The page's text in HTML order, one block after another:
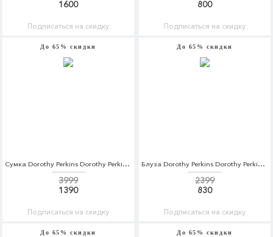
1600
Подписаться на скидку
800
Подписаться на скидку
До 65% скидки
Сумка Dorothy Perkins Dorothy Perkins DO005BWCMQB8
3999
1390
Подписаться на скидку
До 65% скидки
Блуза Dorothy Perkins Dorothy Perkins DO005EWBQCT1
2399
830
Подписаться на скидку
До 65% скидки До 65% скидки